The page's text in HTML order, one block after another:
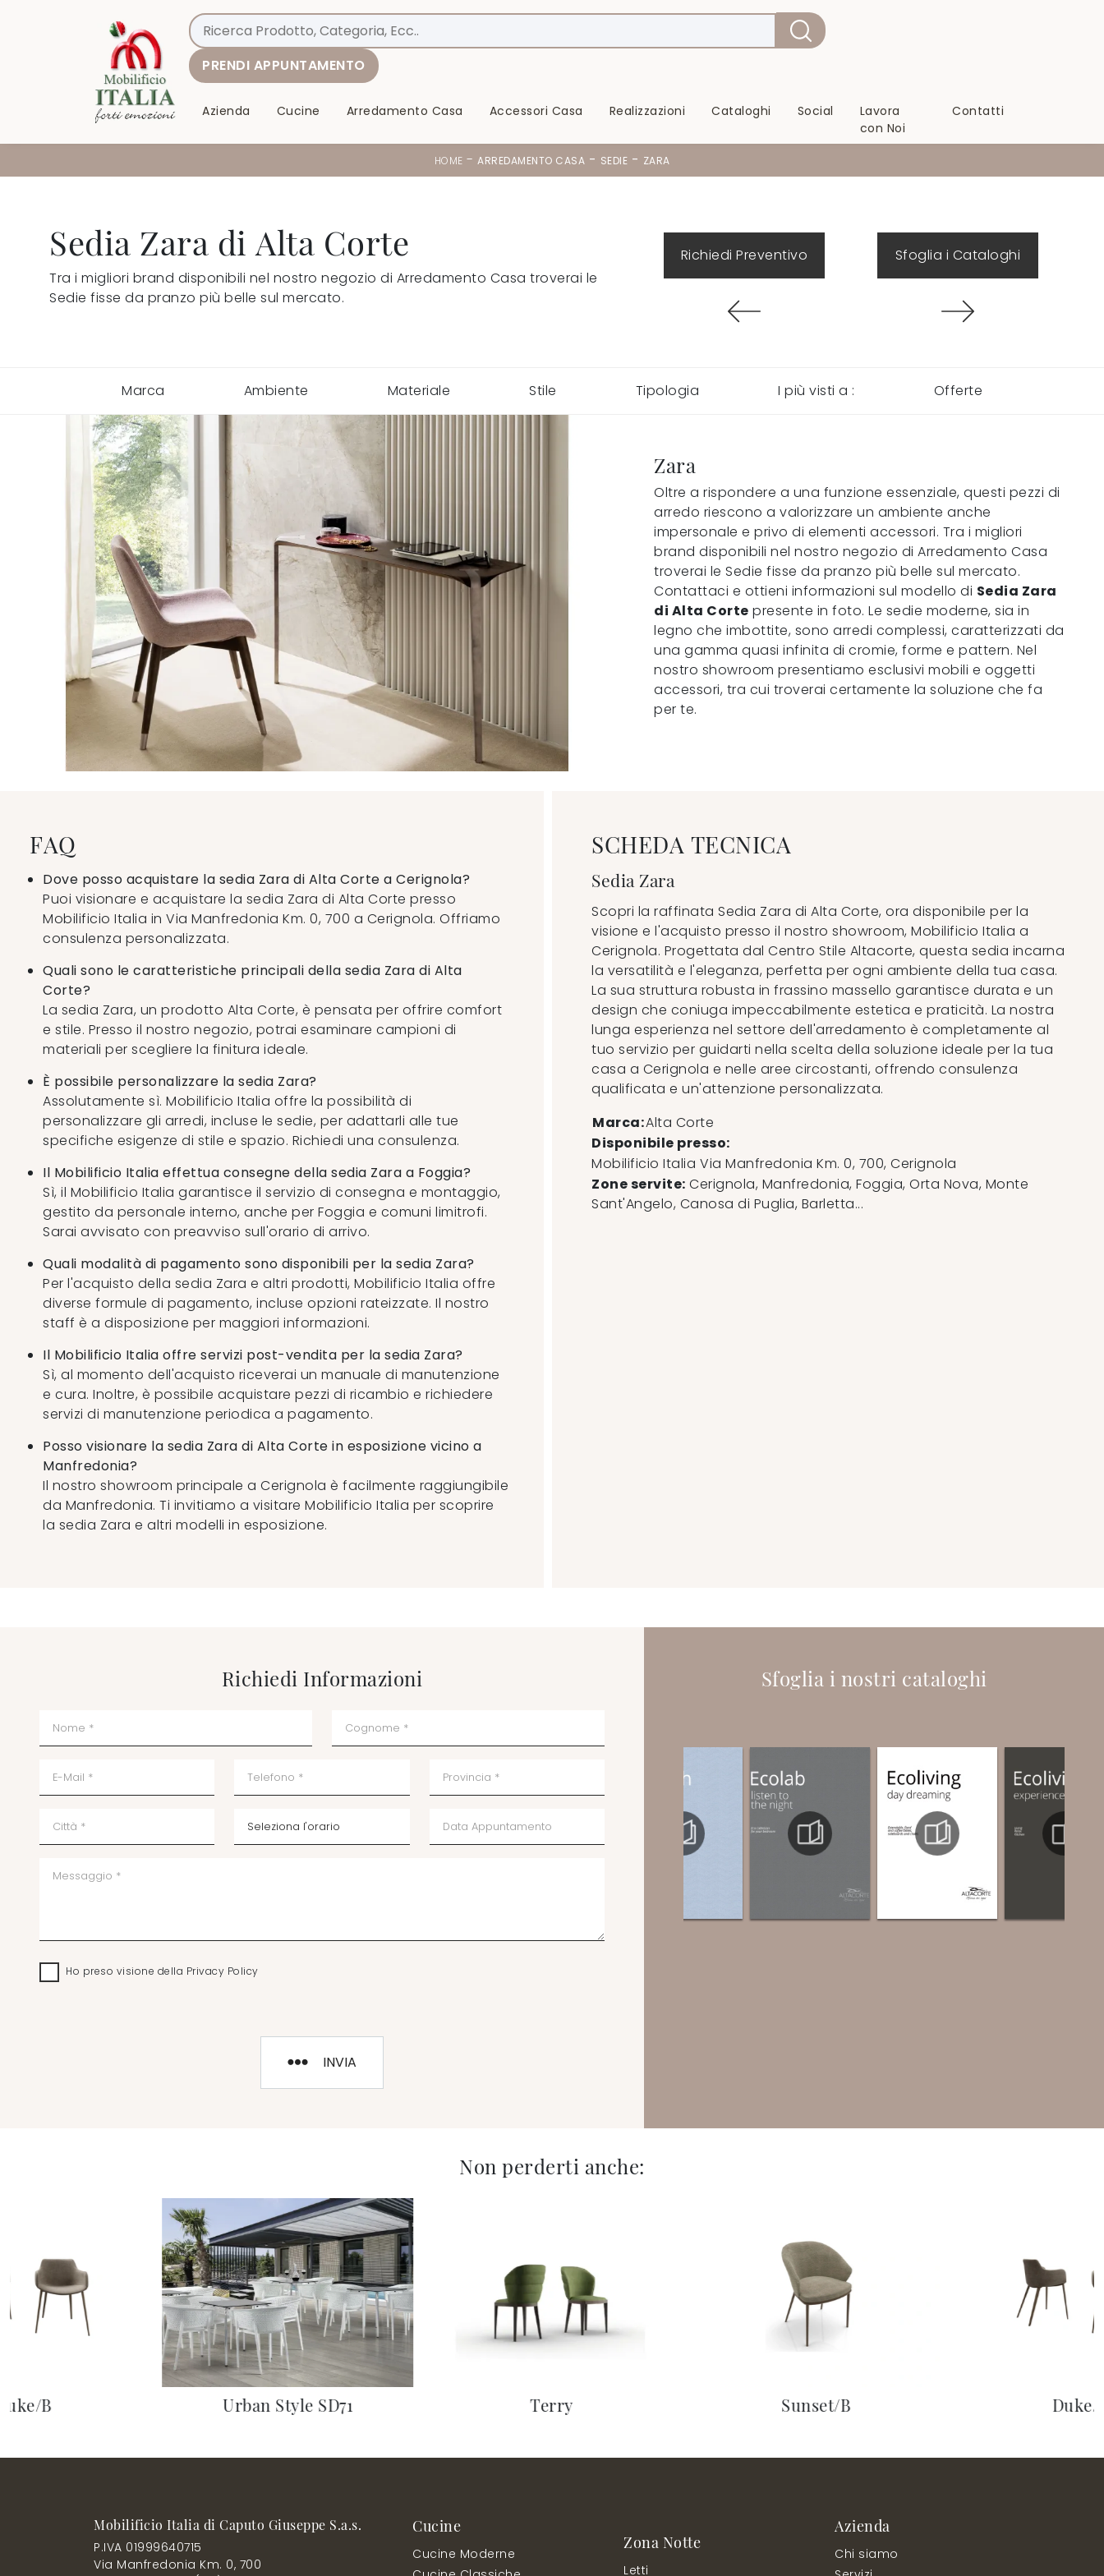
PRENDI APPUNTAMENTO
Azienda Cucine Arredamento Casa Accessori Casa Realizzazioni Cataloghi Social
Lavora
con Noi
Contatti
HOME - ARREDAMENTO CASA - SEDIE - ZARA
Sedia Zara di Alta Corte
Tra i migliori brand disponibili nel nostro negozio di Arredamento Casa troverai le
Sedie fisse da pranzo più belle sul mercato.
Richiedi Preventivo Sfoglia i Cataloghi
Marca Ambiente Materiale Stile Tipologia I più visti a : Offerte
Zara
Oltre a rispondere a una funzione essenziale, questi pezzi di
arredo riescono a valorizzare un ambiente anche
impersonale e privo di elementi accessori. Tra i migliori
brand disponibili nel nostro negozio di Arredamento Casa
troverai le Sedie fisse da pranzo più belle sul mercato.
Contattaci e ottieni informazioni sul modello di Sedia Zara
di Alta Corte presente in foto. Le sedie moderne, sia in
legno che imbottite, sono arredi complessi, caratterizzati da
una gamma quasi infinita di cromie, forme e pattern. Nel
nostro showroom presentiamo esclusivi mobili e oggetti
accessori, tra cui troverai certamente la soluzione che fa
per te.
FAQ
Dove posso acquistare la sedia Zara di Alta Corte a Cerignola?
Puoi visionare e acquistare la sedia Zara di Alta Corte presso
Mobilificio Italia in Via Manfredonia Km. 0, 700 a Cerignola. Offriamo
consulenza personalizzata.
Quali sono le caratteristiche principali della sedia Zara di Alta
Corte?
La sedia Zara, un prodotto Alta Corte, è pensata per offrire comfort
e stile. Presso il nostro negozio, potrai esaminare campioni di
materiali per scegliere la finitura ideale.
È possibile personalizzare la sedia Zara?
Assolutamente sì. Mobilificio Italia offre la possibilità di
personalizzare gli arredi, incluse le sedie, per adattarli alle tue
specifiche esigenze di stile e spazio. Richiedi una consulenza.
Il Mobilificio Italia effettua consegne della sedia Zara a Foggia?
Sì, il Mobilificio Italia garantisce il servizio di consegna e montaggio,
gestito da personale interno, anche per Foggia e comuni limitrofi.
Sarai avvisato con preavviso sull'orario di arrivo.
Quali modalità di pagamento sono disponibili per la sedia Zara?
Per l'acquisto della sedia Zara e altri prodotti, Mobilificio Italia offre
diverse formule di pagamento, incluse opzioni rateizzate. Il nostro
staff è a disposizione per maggiori informazioni.
Il Mobilificio Italia offre servizi post-vendita per la sedia Zara?
Sì, al momento dell'acquisto riceverai un manuale di manutenzione
e cura. Inoltre, è possibile acquistare pezzi di ricambio e richiedere
servizi di manutenzione periodica a pagamento.
Posso visionare la sedia Zara di Alta Corte in esposizione vicino a
Manfredonia?
Il nostro showroom principale a Cerignola è facilmente raggiungibile
da Manfredonia. Ti invitiamo a visitare Mobilificio Italia per scoprire
la sedia Zara e altri modelli in esposizione.
SCHEDA TECNICA
Sedia Zara
Scopri la raffinata Sedia Zara di Alta Corte, ora disponibile per la
visione e l'acquisto presso il nostro showroom, Mobilificio Italia a
Cerignola. Progettata dal Centro Stile Altacorte, questa sedia incarna
la versatilità e l'eleganza, perfetta per ogni ambiente della tua casa.
La sua struttura robusta in frassino massello garantisce durata e un
design che coniuga impeccabilmente estetica e praticità. La nostra
lunga esperienza nel settore dell'arredamento è completamente al
tuo servizio per guidarti nella scelta della soluzione ideale per la tua
casa a Cerignola e nelle aree circostanti, offrendo consulenza
qualificata e un'attenzione personalizzata.
Marca:Alta Corte
Disponibile presso:
Mobilificio Italia Via Manfredonia Km. 0, 700, Cerignola
Zone servite: Cerignola, Manfredonia, Foggia, Orta Nova, Monte
Sant'Angelo, Canosa di Puglia, Barletta...
Sfoglia i nostri cataloghi
Richiedi Informazioni
Ho preso visione della Privacy Policy
INVIA
Non perderti anche:
B Urban Style SD71 Terry Sunset/B Duke/
Mobilificio Italia di Caputo Giuseppe S.a.s.
P.IVA 01999640715
Via Manfredonia Km. 0, 700
Cucine
Cucine Moderne
Zona Notte
Letti
Azienda
Chi siamo